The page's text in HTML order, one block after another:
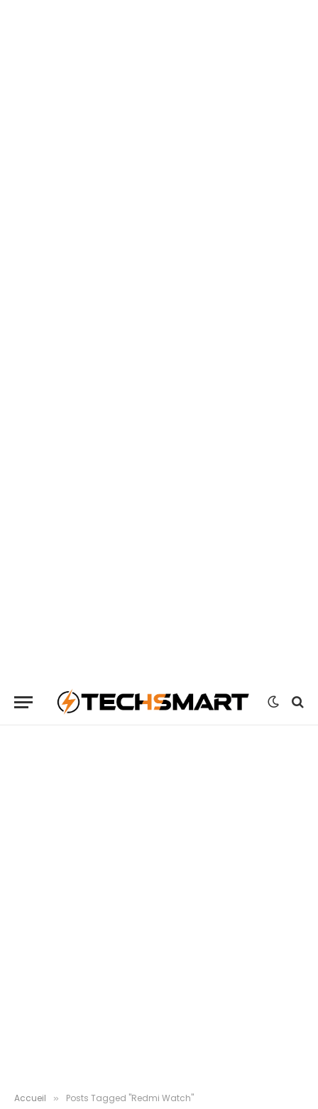
Accueil » Posts Tagged "Redmi Watch"